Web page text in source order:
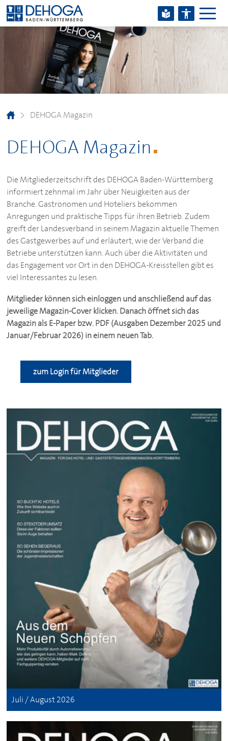
Zum Hauptinhalt springen
Zum Footerinhalt springen
DEHOGAMagazin
DEHOGA Magazin
Die Mitgliederzeitschrift des DEHOGABaden-Württemberg
informiert zehnmal im Jahr über Neuigkeiten aus der
Branche. Gastronomen und Hoteliers bekommen
Anregungen und praktische Tipps für ihren Betrieb. Zudem
greift der Landesverband in seinem Magazin aktuelle Themen
des Gastgewerbes auf und erläutert, wie der Verband die
Betriebe unterstützen kann. Auch über die Aktivitäten und
das Engagement vor Ort in den DEHOGA-Kreisstellen gibt es
viel Interessantes zu lesen.
Mitglieder können sich einloggen und anschließend auf das
jeweilige Magazin-Cover klicken. Danach öffnet sich das
Magazin als E-Paper bzw. PDF (Ausgaben Dezember 2025 und
Januar/Februar 2026) in einem neuen Tab.
zum Login für Mitglieder
Juli / August 2026